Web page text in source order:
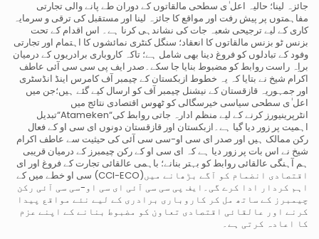
جائزہ لینا؛ حالیہ اعل ٰی سطحی مالقاتوں کے دوران طے پانے والی تجارتی
مفاہمتوں پر پیش رفت اور مواقع کا جائزہ لینا اور مستقبل کی ترقی و سرمایہ
کاری کے لیے ترجیحی شعبہ جات کی نشاندہی کرنا ہے۔ اس اقدام کے تحت
بزنس ٹو بزنس مالقاتوں کا انعقاد؛ سنگل کنٹری نمائشوں کا اہتمام اور تجارتی
وفود کے تبادلوں کو فروغ دینا بھی شامل ہے؛ تاکہ کاروباری برادریوں کے درمیان
براِہ راست روابط کو مضبوط بنایا جا سکے۔صدر ایف پی سی سی آئی عاطف
اکرام شیخ نے بتایا کہ یہ خطوط ازبکستان کے چیمبر آف کامرس اینڈ انڈسٹری
اور جمہوریہ قازقستان کے نیشنل چیمبر آف کو ارسال کیے گئے ہیں؛جن میں
اعل ٰی سطحی سیاسی خیرسگالی کو ٹھوس اقتصادی نتائج میں
تبدیل“Atameken“انٹرپرینیورز کرنے کے لیے منظم ادارہ جاتی روابط کی
اہمیت پر زور دیا گیا ہے۔ازبکستان اور قازقستان دونوں ای سی او کے فعال
رکن ممالک ہیں اور صدر ای سی او-سی سی آئی کی حیثیت سے عاطف اکرام
شیخ نے اس بات پر زور دیا ہے کہ ای سی او کے رکن چیمبرز کے درمیان قریبی
ہم آہنگی عالقائی روابط کو بہتر بنانے؛ باہمی عالقائی تجارت کے فروغ اور ای
سی او خطے میں کے (CCI-ECO)اقتصادی انضمام کو آگے بڑھانے میں
اہم کردار ادا کرے گی۔ایف پی سی سی آئی ای سی او-سی سی آئی رکن
چیمبرز کے ساتھ مل کر کاروباری برادری کے لیے نئے مواقع پیدا
کرنے اور عالقائی اقتصادی تعاون کو مضبوط بنانے کے اپنے عزم
کا اعادہ کرتی ہے۔